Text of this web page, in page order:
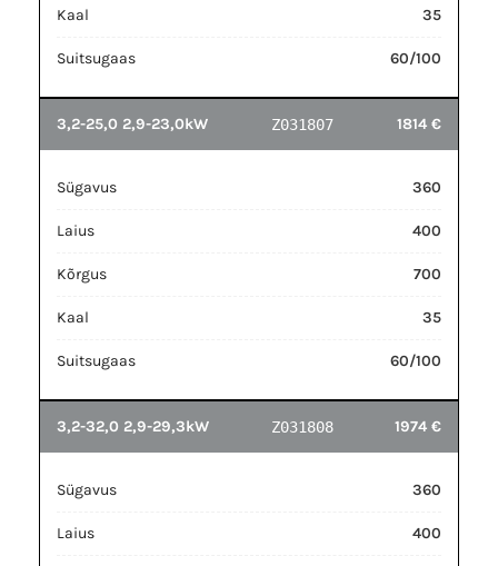
Kaal 35
Suitsugaas 60/100
3,2-25,0 2,9-23,0kW Z031807 1814 €
Sügavus 360
Laius 400
Kõrgus 700
Kaal 35
Suitsugaas 60/100
3,2-32,0 2,9-29,3kW Z031808 1974 €
Sügavus 360
Laius 400